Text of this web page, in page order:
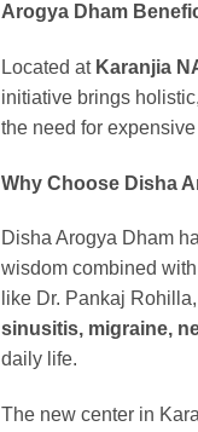
Arogya Dham
Located at Karanjia
initiative brings
the need for
Why Choose Disha
Disha Arogya Dham
wisdom combined
like Dr. Pankaj
sinusitis, migraine,
daily life.
The new center in